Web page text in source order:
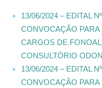
13/06/2024 – EDITAL
CONVOCAÇÃO
CARGOS DE
CONSULTÓRIO
13/06/2024 – EDITAL
CONVOCAÇÃO